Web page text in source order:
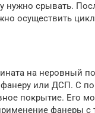
нужно срывать.
осуществить
на неровный
фанеру или ДСП. С
покрытие. Его
фанеры с